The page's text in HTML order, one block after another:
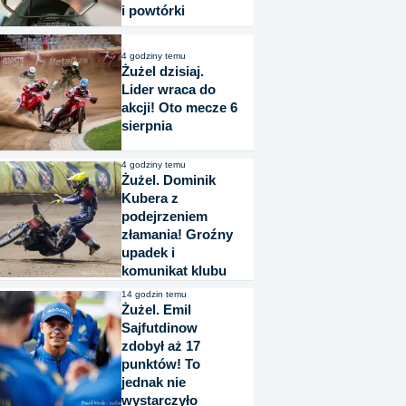
i powtórki
4 godziny temu
Żużel dzisiaj.
Lider wraca do
akcji! Oto mecze 6
sierpnia
4 godziny temu
Żużel. Dominik
Kubera z
podejrzeniem
złamania! Groźny
upadek i
komunikat klubu
14 godzin temu
Żużel. Emil
Sajfutdinow
zdobył aż 17
punktów! To
jednak nie
wystarczyło